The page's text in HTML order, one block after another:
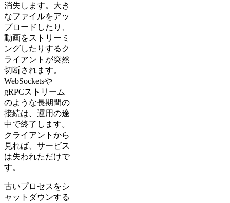
消失します。大き
なファイルをアッ
プロードしたり、
動画をストリーミ
ングしたりするク
ライアントが突然
切断されます。
WebSocketsや
gRPCストリーム
のような長期間の
接続は、運用の途
中で終了します。
クライアントから
見れば、サービス
は失われただけで
す。
古いプロセスをシ
ャットダウンする